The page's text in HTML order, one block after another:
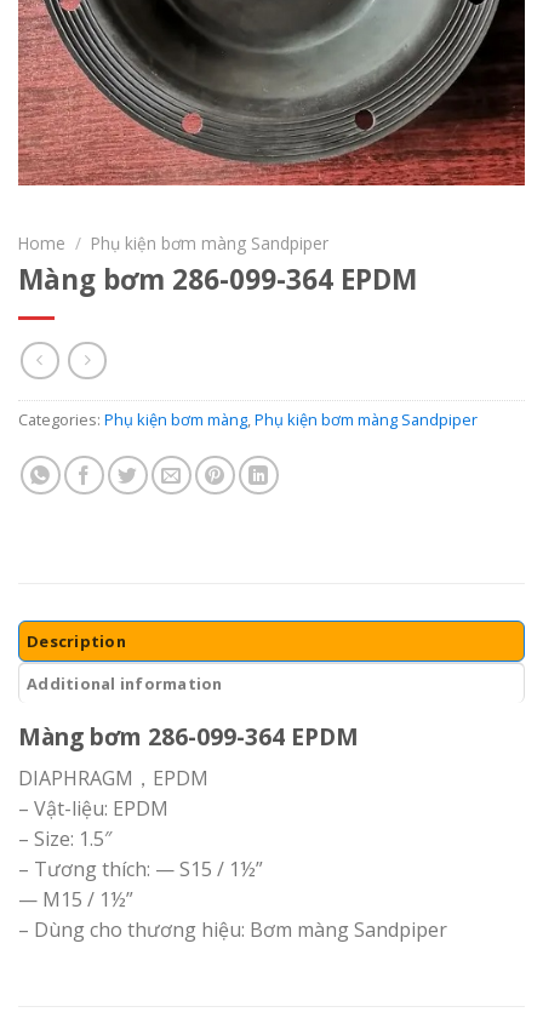
Home / Phụ kiện bơm màng Sandpiper
Màng bơm 286-099-364 EPDM
Categories: Phụ kiện bơm màng,Phụ kiện bơm màng Sandpiper
Description
Additional information
Màng bơm 286-099-364 EPDM
DIAPHRAGM，EPDM
– Vật-liệu: EPDM
– Size: 1.5″
– Tương thích: — S15 / 1½”
— M15 / 1½”
– Dùng cho thương hiệu: Bơm màng Sandpiper